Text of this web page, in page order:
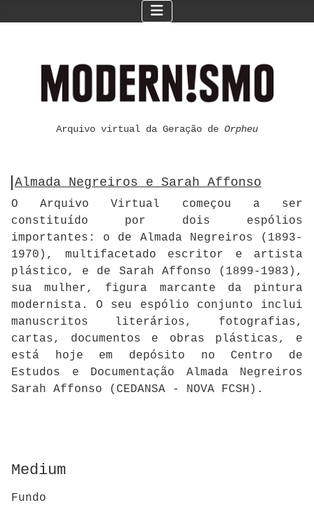
Arquivo virtual da Geração de Orpheu
Almada Negreiros e Sarah Affonso
O Arquivo Virtual começou a ser
constituído por dois espólios
importantes: o de Almada Negreiros (1893-
1970), multifacetado escritor e artista
plástico, e de Sarah Affonso (1899-1983),
sua mulher, figura marcante da pintura
modernista. O seu espólio conjunto inclui
manuscritos literários, fotografias,
cartas, documentos e obras plásticas, e
está hoje em depósito no Centro de
Estudos e Documentação Almada Negreiros
Sarah Affonso (CEDANSA - NOVA FCSH).
Medium
Fundo